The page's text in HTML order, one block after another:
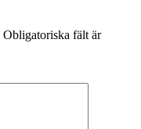
Obligatoriska fält är